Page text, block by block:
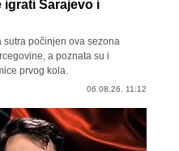
igrati Sarajevo i
sutra počinjen ova sezona
a poznata su i
prvog kola.
06.08.26. 11:12